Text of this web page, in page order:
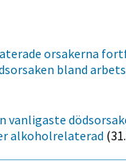
orsakerna
bland
vanligaste
alkoholrelaterad